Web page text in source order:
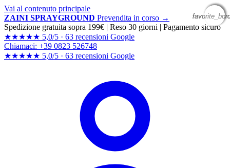
Vai al contenuto principale
ZAINI SPRAYGROUND Prevendita in corso →
Spedizione gratuita sopra 199€ | Reso 30 giorni | Pagamento sicuro
★★★★★ 5,0/5 · 63 recensioni Google
Chiamaci: +39 0823 526748
★★★★★ 5,0/5 · 63 recensioni Google